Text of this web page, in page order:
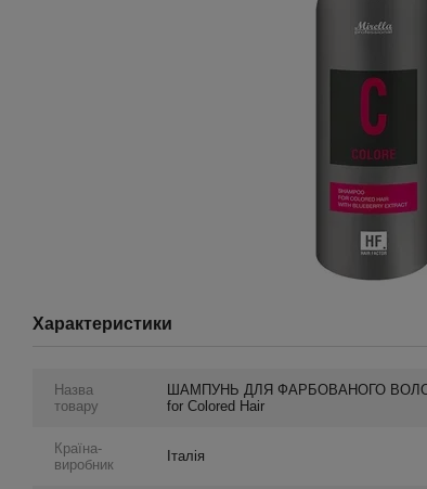
Характеристики
Назва
товару
ШАМПУНЬ ДЛЯ ФАРБОВАНОГО
for Colored Hair
Країна-
виробник
Італія